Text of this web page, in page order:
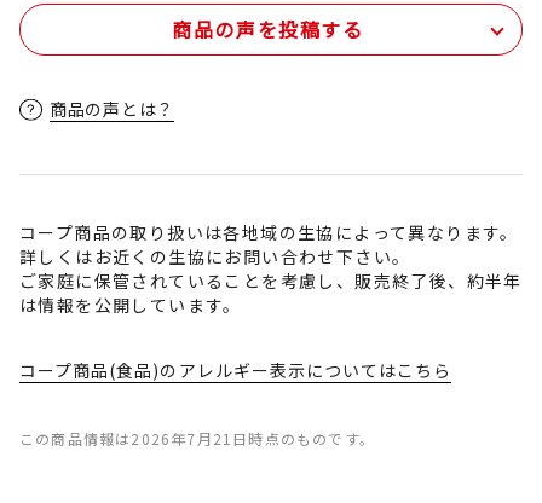
商品の声を投稿する
商品の声とは？
コープ商品の取り扱いは各地域の生協によって異なります。
詳しくはお近くの生協にお問い合わせ下さい。
ご家庭に保管されていることを考慮し、販売終了後、約半年
は情報を公開しています。
コープ商品(食品)のアレルギー表示についてはこちら
この商品情報は2026年7月21日時点のものです。